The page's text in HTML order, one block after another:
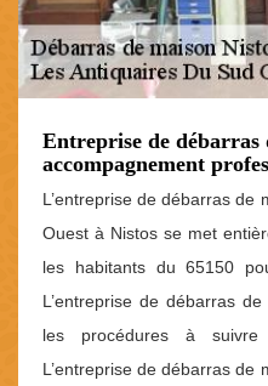
Entreprise de débarras
accompagnement
L’entreprise de débarras de
Ouest à Nistos se met
les habitants du 65150
L’entreprise de débarras
les procédures à
L’entreprise de débarras de